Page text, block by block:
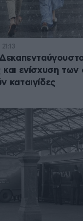
και ενίσχυση
καταιγίδες